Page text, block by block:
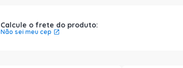
Calcule o frete do produto:
Não sei meu cep